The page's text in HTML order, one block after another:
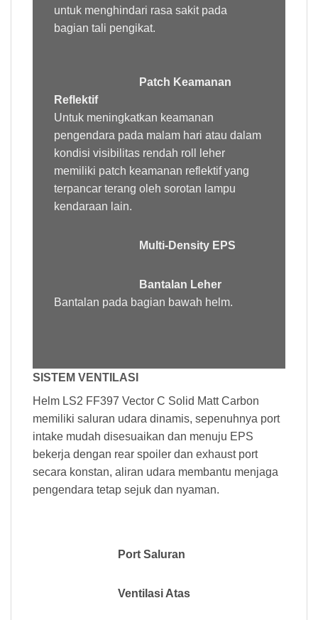
untuk menghindari rasa sakit pada
bagian tali pengikat.
Patch Keamanan
Reflektif
Untuk meningkatkan keamanan
pengendara pada malam hari atau dalam
kondisi visibilitas rendah roll leher
memiliki patch keamanan reflektif yang
terpancar terang oleh sorotan lampu
kendaraan lain.
Multi-Density EPS
Bantalan Leher
Bantalan pada bagian bawah helm.
SISTEM VENTILASI
Helm LS2 FF397 Vector C Solid Matt Carbon
memiliki saluran udara dinamis, sepenuhnya port
intake mudah disesuaikan dan menuju EPS
bekerja dengan rear spoiler dan exhaust port
secara konstan, aliran udara membantu menjaga
pengendara tetap sejuk dan nyaman.
Port Saluran
Ventilasi Atas